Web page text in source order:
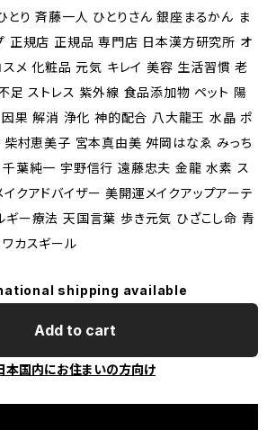
とり 斉藤一人 ひとりさん 銀座まるかん ま
正規店 正規品 専門店 日本漢方研究所 オ
スメ 化粧品 元気 キレイ 美容 生活習慣 老
足 ストレス 紫外線 食品添加物 ペット 陽
果 解消 浄化 神的配合 八大龍王 水晶 ポ
柴村恵美子 宮本真由美 舛岡はなゑ みっち
葉純一 宇野信行 遠藤忠夫 金龍 水素 ス
クアドバイザー 美開運メイクアップアーテ
ギー療法 天国言葉 歩き元気 ひざこし命 青
カスギール
shipping available
Add to cart
本国内にお住まいの方向け